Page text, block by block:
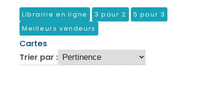
Librairie en ligne 3 pour 2
5 pour 3
Meilleurs vendeurs
Cartes
Trier par :